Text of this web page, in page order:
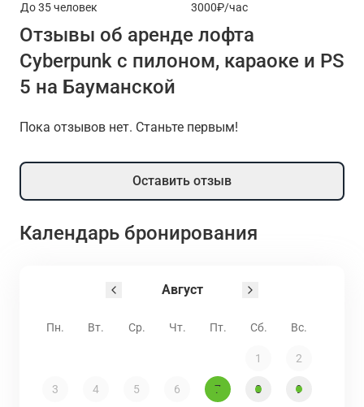
До 35 человек 3000₽/час
Отзывы об аренде лофта
Cyberpunk с пилоном, караоке и PS
5 на Бауманской
Пока отзывов нет. Станьте первым!
Оставить отзыв
Календарь бронирования
Август
Пн. Вт. Ср. Чт. Пт. Сб. Вс.
1 2
3 4 5 6 7 8 9